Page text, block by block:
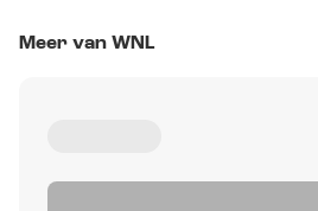
Meer van WNL